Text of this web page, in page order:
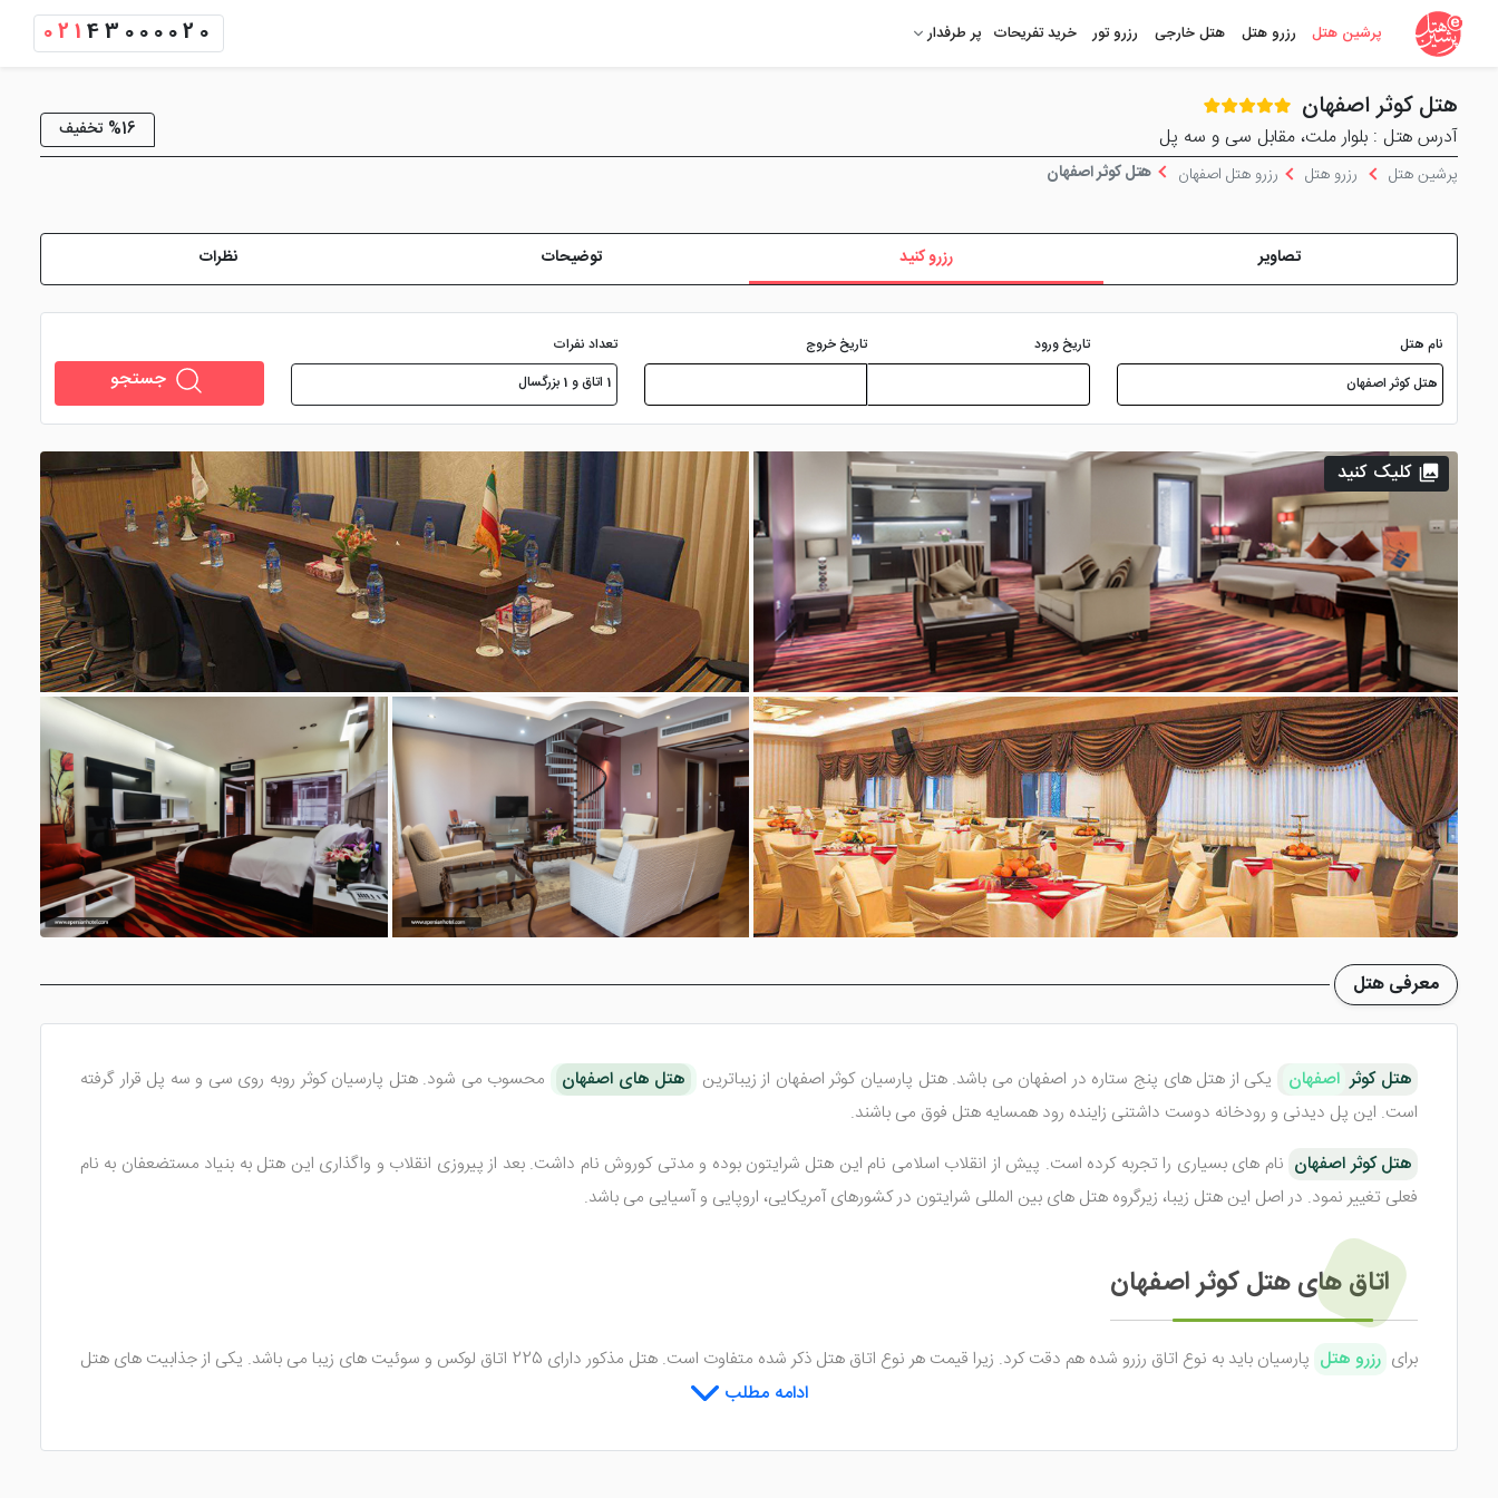
پرشین هتل رزرو هتل هتل خارجی رزرو تور خرید تفریحات پر طرفدار 021 43000020
هتل کوثر اصفهان
آدرس هتل : بلوار ملت، مقابل سی و سه پل
%16 تخفیف
پرشین هتل
رزرو هتل رزرو هتل اصفهان هتل کوثر اصفهان
تصاویر رزرو کنید توضیحات نظرات
نام هتل تاریخ ورود تاریخ خروج
تعداد نفرات
1 اتاق و 1 بزرگسال
جستجو
کلیک کنید
معرفی هتل
هتل کوثر اصفهان یکی از هتل های پنج ستاره در اصفهان می باشد. هتل پارسیان کوثر اصفهان از زیباترین هتل های اصفهان
محسوب می شود. هتل پارسیان کوثر روبه روی سی و سه پل قرار گرفته
است. این پل دیدنی و رودخانه دوست داشتنی زاینده رود همسایه هتل فوق می باشند.
هتل کوثر اصفهان نام های بسیاری را تجربه کرده است. پیش از انقلاب اسلامی نام این هتل شرایتون بوده و مدتی کوروش نام داشت. بعد از پیروزی انقلاب و واگذاری این هتل به بنیاد مستضعفان به نام
فعلی تغییر نمود. در اصل این هتل زیبا، زیرگروه هتل های بین المللی شرایتون در کشورهای آمریکایی، اروپایی و آسیایی می باشد.
اتاق های هتل کوثر اصفهان
برای رزرو هتل
پارسیان باید به نوع اتاق رزرو شده هم دقت کرد. زیرا قیمت هر نوع اتاق هتل ذکر شده متفاوت است. هتل مذکور دارای 225 اتاق لوکس و سوئیت های زیبا می باشد. یکی از جذابیت های هتل
همین امر باعث شده تا گردشگران رزرو این هتل در اصفهان را بیشتر ترجیح دهند. همراه ما باشید تا با اتاق های مختلف هتل ذکر شده آشنا شوید. هتل پارسیان کوثر دارای سوئیت رویال، سوئیت‌های
ادامه مطلب